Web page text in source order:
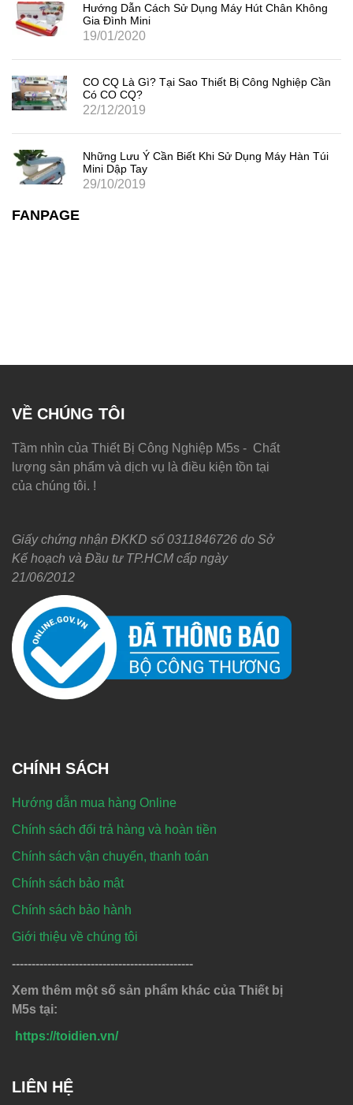
Hướng Dẫn Cách Sử Dụng Máy Hút Chân Không
Gia Đình Mini
19/01/2020
CO CQ Là Gì? Tại Sao Thiết Bị Công Nghiệp Cần
Có CO CQ?
22/12/2019
Những Lưu Ý Cần Biết Khi Sử Dụng Máy Hàn Túi
Mini Dập Tay
29/10/2019
FANPAGE
VỀ CHÚNG TÔI
Tầm nhìn của Thiết Bị Công Nghiệp M5s - Chất
lượng sản phẩm và dịch vụ là điều kiện tồn tại
của chúng tôi. !
Giấy chứng nhận ĐKKD số 0311846726 do Sở
Kế hoạch và Đầu tư TP.HCM cấp ngày
21/06/2012
CHÍNH SÁCH
Hướng dẫn mua hàng Online
Chính sách đổi trả hàng và hoàn tiền
Chính sách vận chuyển, thanh toán
Chính sách bảo mật
Chính sách bảo hành
Giới thiệu về chúng tôi
----------------------------------------------
Xem thêm một số sản phẩm khác của Thiết bị
M5s tại:
https://toidien.vn/
LIÊN HỆ